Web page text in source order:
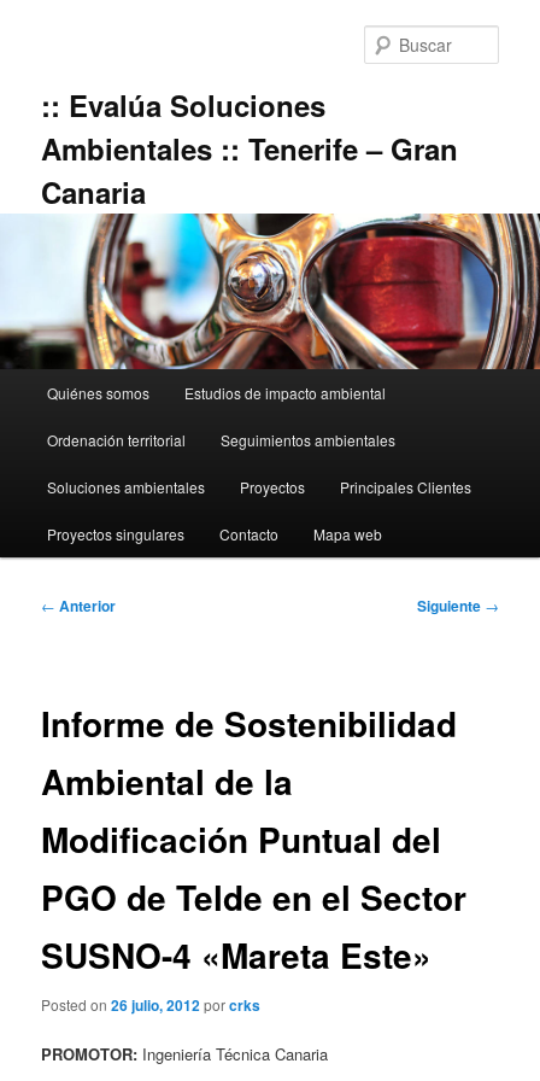
:: Evalúa Soluciones
Ambientales :: Tenerife – Gran
Canaria
principal
Quiénes somos Estudios de impacto ambiental
Ordenación territorial Seguimientos ambientales
Soluciones ambientales Proyectos Principales Clientes
Proyectos singulares Contacto Mapa web
Navegación
← Anterior Siguiente →
Informe de Sostenibilidad
Ambiental de la
Modificación Puntual del
PGO de Telde en el Sector
SUSNO-4 «Mareta Este»
Posted on26 julio, 2012porcrks
PROMOTOR: Ingeniería Técnica Canaria